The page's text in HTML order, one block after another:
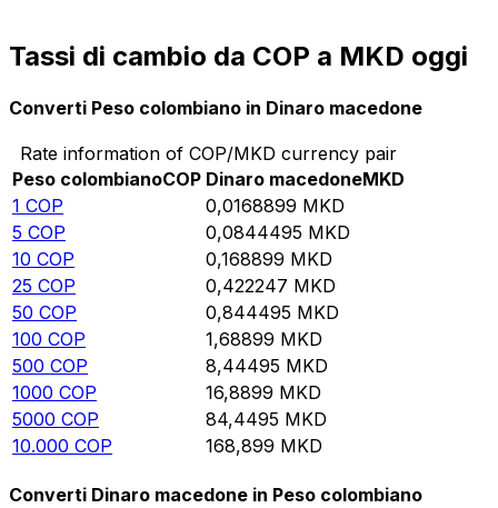
Tassi di cambio da COP a MKD oggi
Converti Peso colombiano in Dinaro macedone
Rate information of COP/MKD currency pair
Peso colombianoCOP Dinaro macedoneMKD
1 COP 0,0168899 MKD
5 COP 0,0844495 MKD
10 COP 0,168899 MKD
25 COP 0,422247 MKD
50 COP 0,844495 MKD
100 COP 1,68899 MKD
500 COP 8,44495 MKD
1000 COP 16,8899 MKD
5000 COP 84,4495 MKD
10.000 COP 168,899 MKD
Converti Dinaro macedone in Peso colombiano